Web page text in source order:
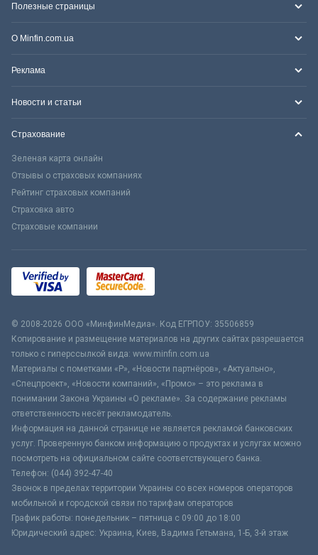
Полезные страницы
О Minfin.com.ua
Реклама
Новости и статьи
Страхование
Зеленая карта онлайн
Отзывы о страховых компаниях
Рейтинг страховых компаний
Страховка авто
Страховые компании
© 2008-2026 ООО «МинфинМедиа». Код ЕГРПОУ: 35506859
Копирование и размещение материалов на других сайтах разрешается
только с гиперссылкой вида: www.minfin.com.ua
Материалы с пометками «Р», «Новости партнёров», «Актуально»,
«Спецпроект», «Новости компаний», «Промо» – это реклама в
понимании Закона Украины «О рекламе». За содержание рекламы
ответственность несёт рекламодатель.
Информация на данной странице не является рекламой банковских
услуг. Проверенную банком информацию о продуктах и услугах можно
посмотреть на официальном сайте соответствующего банка.
Телефон: (044) 392-47-40
Звонок в пределах территории Украины со всех номеров операторов
мобильной и городской связи по тарифам операторов
График работы: понедельник – пятница с 09:00 до 18:00
Юридический адрес: Украина, Киев, Вадима Гетьмана, 1-Б, 3-й этаж